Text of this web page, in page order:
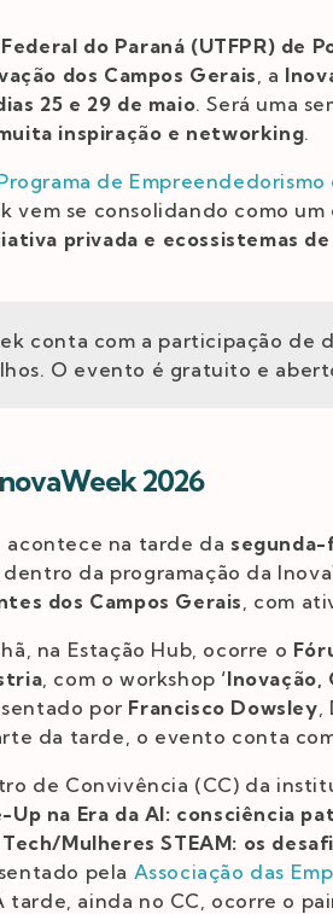
do Paraná (UTFPR) de
dos Campos Gerais , a
25 e 29 de maio. Será uma
inspiração e networking.
de Empreendedorismo
vem se consolidando como um
privada e ecossistemas
conta com a participação de
O evento é gratuito e
2026
acontece na tarde da
dentro da programação da
dos Campos Gerais , com
na Estação Hub, ocorre o
, com o workshop
por Francisco Dowsley
da tarde, o evento conta
de Convivência (CC) da
Up na Era da AI: consciência
Tech/Mulheres STEAM: os
pela Associação das
tarde, ainda no CC, ocorre o